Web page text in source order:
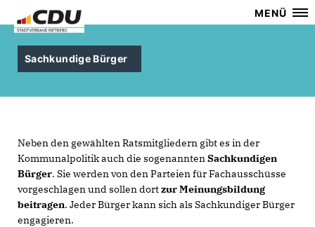
MENÜ
Sachkundige Bürger
Neben den gewählten Ratsmitgliedern gibt es in der
Kommunalpolitik auch die sogenanntenSachkundigen
Bürger. Sie werden von den Parteien für Fachausschüsse
vorgeschlagen und sollen dortzur Meinungsbildung
beitragen. Jeder Bürger kann sich als Sachkundiger Bürger
engagieren.